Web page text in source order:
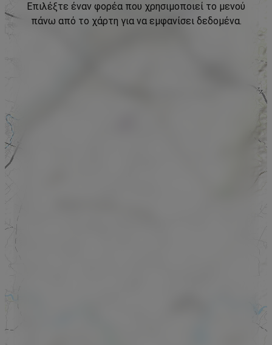
Επιλέξτε έναν φορέα που χρησιμοποιεί το μενού
πάνω από το χάρτη για να εμφανίσει δεδομένα.